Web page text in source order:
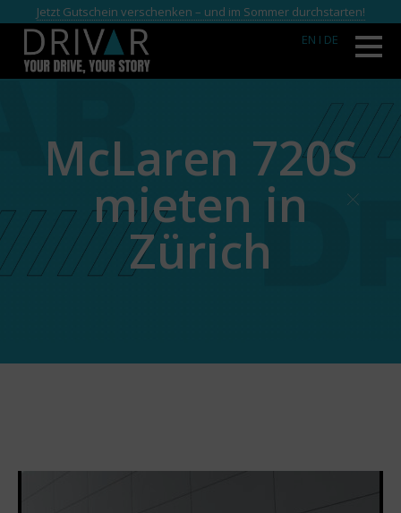
Jetzt Gutschein verschenken – und im Sommer durchstarten!
EN I DE
McLaren 720S
mieten in
Zürich